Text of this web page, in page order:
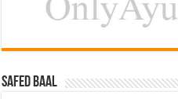
Safed baal